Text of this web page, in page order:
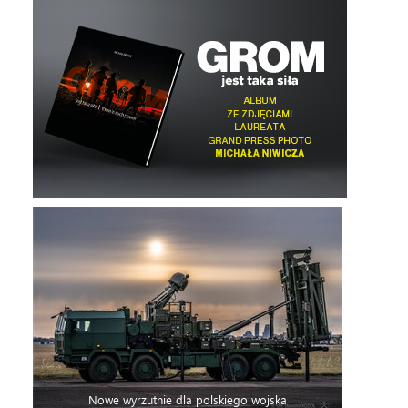
Nowe wyrzutnie dla polskiego wojska